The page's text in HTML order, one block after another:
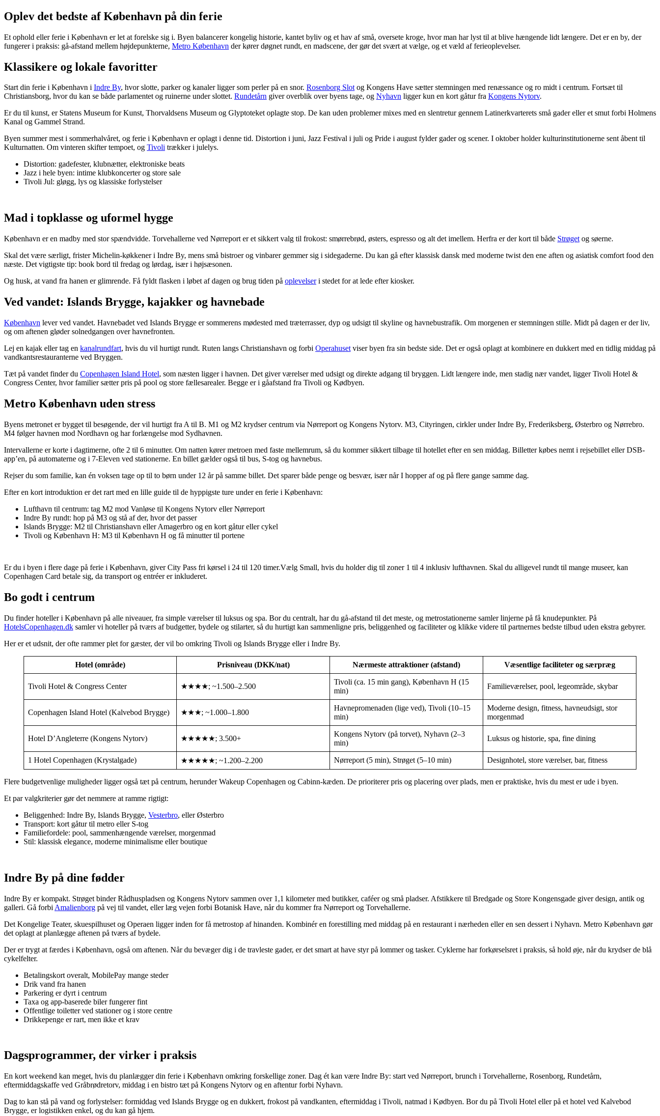
Oplev det bedste af København på din ferie
Et ophold eller ferie i København er let at forelske sig i. Byen balancerer kongelig historie, kantet byliv og et hav af små, oversete kroge, hvor man har lyst til at blive hængende lidt længere. Det er en by, der
fungerer i praksis: gå-afstand mellem højdepunkterne, Metro København der kører døgnet rundt, en madscene, der gør det svært at vælge, og et væld af ferieoplevelser.
Klassikere og lokale favoritter
Start din ferie i København i Indre By, hvor slotte, parker og kanaler ligger som perler på en snor. Rosenborg Slotog Kongens Have sætter stemningen med renæssance og ro midt i centrum. Fortsæt til
Christiansborg, hvor du kan se både parlamentet og ruinerne under slottet. Rundetårn giver overblik over byens tage, og Nyhavn ligger kun en kort gåtur fra Kongens Nytorv.
Er du til kunst, er Statens Museum for Kunst, Thorvaldsens Museum og Glyptoteket oplagte stop. De kan uden problemer mixes med en slentretur gennem Latinerkvarterets små gader eller et smut forbi Holmens
Kanal og Gammel Strand.
Byen summer mest i sommerhalvåret, og ferie i København er oplagt i denne tid. Distortion i juni, Jazz Festival i juli og Pride i august fylder gader og scener. I oktober holder kulturinstitutionerne sent åbent til
Kulturnatten. Om vinteren skifter tempoet, og Tivoli trækker i julelys.
Distortion: gadefester, klubnætter, elektroniske beats
Jazz i hele byen: intime klubkoncerter og store sale
Tivoli Jul: gløgg, lys og klassiske forlystelser
Mad i topklasse og uformel hygge
København er en madby med stor spændvidde. Torvehallerne ved Nørreport er et sikkert valg til frokost: smørrebrød, østers, espresso og alt det imellem. Herfra er der kort til både Strøget og søerne.
Skal det være særligt, frister Michelin-køkkener i Indre By, mens små bistroer og vinbarer gemmer sig i sidegaderne. Du kan gå efter klassisk dansk med moderne twist den ene aften og asiatisk comfort food den
næste. Det vigtigste tip: book bord til fredag og lørdag, især i højsæsonen.
Og husk, at vand fra hanen er glimrende. Få fyldt flasken i løbet af dagen og brug tiden på oplevelseri stedet for at lede efter kiosker.
Ved vandet: Islands Brygge, kajakker og havnebade
København lever ved vandet. Havnebadet ved Islands Brygge er sommerens mødested med træterrasser, dyp og udsigt til skyline og havnebustrafik. Om morgenen er stemningen stille. Midt på dagen er der liv,
og om aftenen gløder solnedgangen over havnefronten.
Lej en kajak eller tag en kanalrundfart, hvis du vil hurtigt rundt. Ruten langs Christianshavn og forbi Operahuset viser byen fra sin bedste side. Det er også oplagt at kombinere en dukkert med en tidlig middag på
vandkantsrestauranterne ved Bryggen.
Tæt på vandet finder du Copenhagen Island Hotel, som næsten ligger i havnen. Det giver værelser med udsigt og direkte adgang til bryggen. Lidt længere inde, men stadig nær vandet, ligger Tivoli Hotel &
Congress Center, hvor familier sætter pris på pool og store fællesarealer. Begge er i gåafstand fra Tivoli og Kødbyen.
Metro København uden stress
Byens metronet er bygget til besøgende, der vil hurtigt fra A til B. M1 og M2 krydser centrum via Nørreport og Kongens Nytorv. M3, Cityringen, cirkler under Indre By, Frederiksberg, Østerbro og Nørrebro.
M4 følger havnen mod Nordhavn og har forlængelse mod Sydhavnen.
Intervallerne er korte i dagtimerne, ofte 2 til 6 minutter. Om natten kører metroen med faste mellemrum, så du kommer sikkert tilbage til hotellet efter en sen middag. Billetter købes nemt i rejsebillet eller DSB-
app’en, på automaterne og i 7-Eleven ved stationerne. En billet gælder også til bus, S-tog og havnebus.
Rejser du som familie, kan én voksen tage op til to børn under 12 år på samme billet. Det sparer både penge og besvær, især når I hopper af og på flere gange samme dag.
Efter en kort introduktion er det rart med en lille guide til de hyppigste ture under en ferie i København:
Lufthavn til centrum: tag M2 mod Vanløse til Kongens Nytorv eller Nørreport
Indre By rundt: hop på M3 og stå af der, hvor det passer
Islands Brygge: M2 til Christianshavn eller Amagerbro og en kort gåtur eller cykel
Tivoli og København H: M3 til København H og få minutter til portene
Er du i byen i flere dage på ferie i København, giver City Pass fri kørsel i 24 til 120 timer.Vælg Small, hvis du holder dig til zoner 1 til 4 inklusiv lufthavnen. Skal du alligevel rundt til mange museer, kan
Copenhagen Card betale sig, da transport og entréer er inkluderet.
Bo godt i centrum
Du finder hoteller i København på alle niveauer, fra simple værelser til luksus og spa. Bor du centralt, har du gå-afstand til det meste, og metrostationerne samler linjerne på få knudepunkter. På
HotelsCopenhagen.dk samler vi hoteller på tværs af budgetter, bydele og stilarter, så du hurtigt kan sammenligne pris, beliggenhed og faciliteter og klikke videre til partnernes bedste tilbud uden ekstra gebyrer.
Her er et udsnit, der ofte rammer plet for gæster, der vil bo omkring Tivoli og Islands Brygge eller i Indre By.
Hotel (område) Prisniveau (DKK/nat) Nærmeste attraktioner (afstand) Væsentlige faciliteter og særpræg
Tivoli Hotel & Congress Center ★★★★; ~1.500–2.500
Tivoli (ca. 15 min gang), København H (15
min)
Familieværelser, pool, legeområde, skybar
Copenhagen Island Hotel (Kalvebod Brygge) ★★★; ~1.000–1.800
Havnepromenaden (lige ved), Tivoli (10–15
min)
Moderne design, fitness, havneudsigt, stor
morgenmad
Hotel D’Angleterre (Kongens Nytorv) ★★★★★; 3.500+
Kongens Nytorv (på torvet), Nyhavn (2–3
min)
Luksus og historie, spa, fine dining
1 Hotel Copenhagen (Krystalgade) ★★★★★; ~1.200–2.200 Nørreport (5 min), Strøget (5–10 min) Designhotel, store værelser, bar, fitness
Flere budgetvenlige muligheder ligger også tæt på centrum, herunder Wakeup Copenhagen og Cabinn-kæden. De prioriterer pris og placering over plads, men er praktiske, hvis du mest er ude i byen.
Et par valgkriterier gør det nemmere at ramme rigtigt:
Beliggenhed: Indre By, Islands Brygge, Vesterbro, eller Østerbro
Transport: kort gåtur til metro eller S-tog
Familiefordele: pool, sammenhængende værelser, morgenmad
Stil: klassisk elegance, moderne minimalisme eller boutique
Indre By på dine fødder
Indre By er kompakt. Strøget binder Rådhuspladsen og Kongens Nytorv sammen over 1,1 kilometer med butikker, caféer og små pladser. Afstikkere til Bredgade og Store Kongensgade giver design, antik og
galleri. Gå forbi Amalienborg på vej til vandet, eller læg vejen forbi Botanisk Have, når du kommer fra Nørreport og Torvehallerne.
Det Kongelige Teater, skuespilhuset og Operaen ligger inden for få metrostop af hinanden. Kombinér en forestilling med middag på en restaurant i nærheden eller en sen dessert i Nyhavn. Metro København gør
det oplagt at planlægge aftenen på tværs af bydele.
Der er trygt at færdes i København, også om aftenen. Når du bevæger dig i de travleste gader, er det smart at have styr på lommer og tasker. Cyklerne har forkørselsret i praksis, så hold øje, når du krydser de blå
cykelfelter.
Betalingskort overalt, MobilePay mange steder
Drik vand fra hanen
Parkering er dyrt i centrum
Taxa og app-baserede biler fungerer fint
Offentlige toiletter ved stationer og i store centre
Drikkepenge er rart, men ikke et krav
Dagsprogrammer, der virker i praksis
En kort weekend kan meget, hvis du planlægger din ferie i København omkring forskellige zoner. Dag ét kan være Indre By: start ved Nørreport, brunch i Torvehallerne, Rosenborg, Rundetårn,
eftermiddagskaffe ved Gråbrødretorv, middag i en bistro tæt på Kongens Nytorv og en aftentur forbi Nyhavn.
Dag to kan stå på vand og forlystelser: formiddag ved Islands Brygge og en dukkert, frokost på vandkanten, eftermiddag i Tivoli, natmad i Kødbyen. Bor du på Tivoli Hotel eller på et hotel ved Kalvebod
Brygge, er logistikken enkel, og du kan gå hjem.